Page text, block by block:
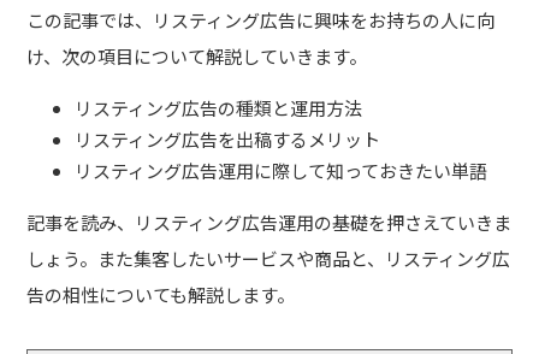
この記事では、リスティング広告に興味をお持ちの人に向
け、次の項目について解説していきます。
リスティング広告の種類と運用方法
リスティング広告を出稿するメリット
リスティング広告運用に際して知っておきたい単語
記事を読み、リスティング広告運用の基礎を押さえていきま
しょう。また集客したいサービスや商品と、リスティング広
告の相性についても解説します。